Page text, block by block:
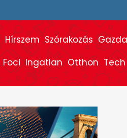
Hírszem Szórakozás
Foci Ingatlan Otthon Tech